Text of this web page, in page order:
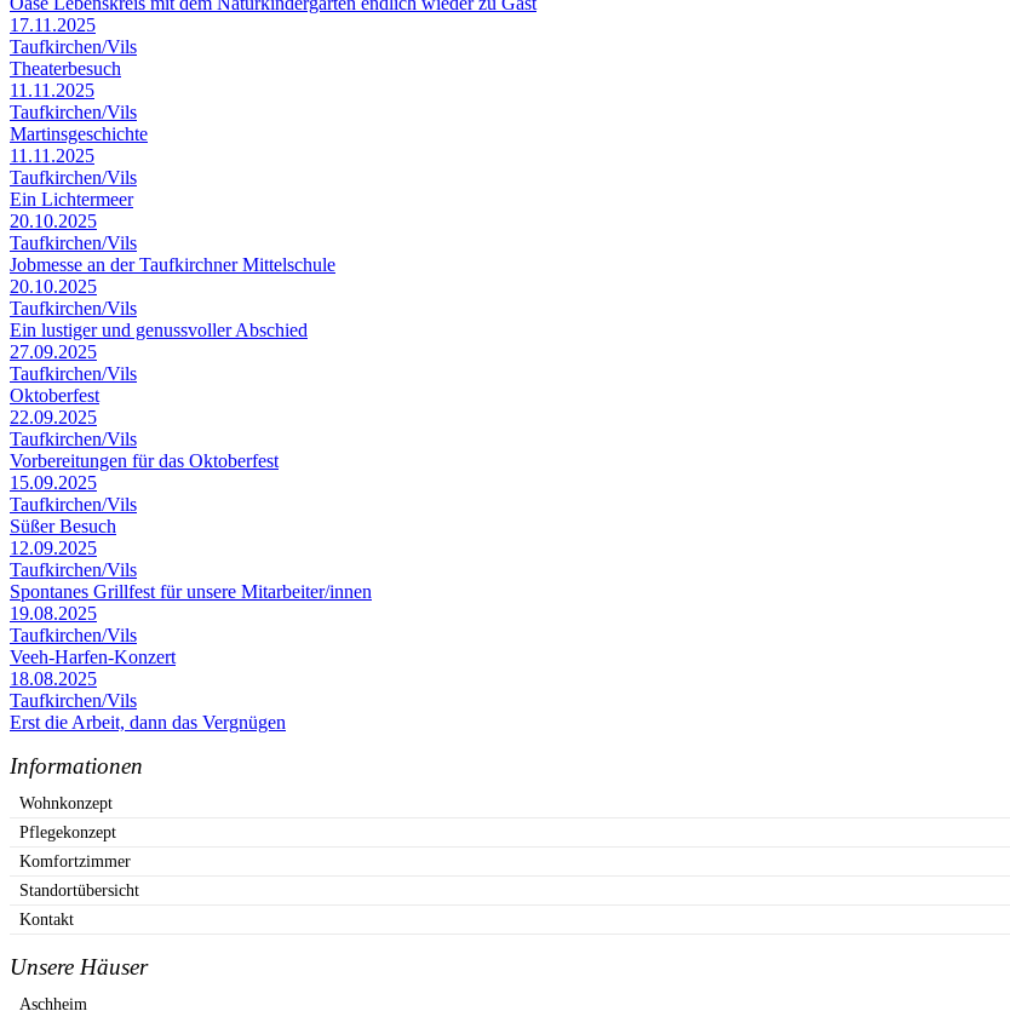
17.11.2025
Taufkirchen/Vils
Theaterbesuch
11.11.2025
Taufkirchen/Vils
Martinsgeschichte
11.11.2025
Taufkirchen/Vils
Ein Lichtermeer
20.10.2025
Taufkirchen/Vils
Jobmesse an der Taufkirchner Mittelschule
20.10.2025
Taufkirchen/Vils
Ein lustiger und genussvoller Abschied
27.09.2025
Taufkirchen/Vils
Oktoberfest
22.09.2025
Taufkirchen/Vils
Vorbereitungen für das Oktoberfest
15.09.2025
Taufkirchen/Vils
Süßer Besuch
12.09.2025
Taufkirchen/Vils
Spontanes Grillfest für unsere Mitarbeiter/innen
19.08.2025
Taufkirchen/Vils
Veeh-Harfen-Konzert
18.08.2025
Taufkirchen/Vils
Erst die Arbeit, dann das Vergnügen
Informationen
Wohnkonzept
Pflegekonzept
Komfortzimmer
Standortübersicht
Kontakt
Unsere Häuser
Aschheim